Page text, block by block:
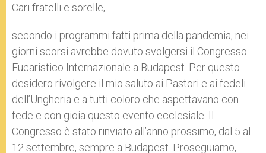
Cari fratelli e sorelle,
secondo i programmi fatti prima della pandemia, nei
giorni scorsi avrebbe dovuto svolgersi il Congresso
Eucaristico Internazionale a Budapest. Per questo
desidero rivolgere il mio saluto ai Pastori e ai fedeli
dell’Ungheria e a tutti coloro che aspettavano con
fede e con gioia questo evento ecclesiale. Il
Congresso è stato rinviato all’anno prossimo, dal 5 al
12 settembre, sempre a Budapest. Proseguiamo,